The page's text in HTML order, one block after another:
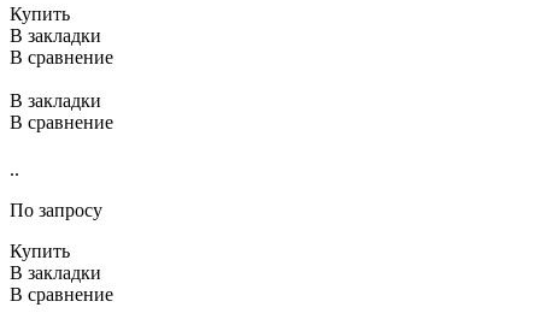
Купить
В закладки
В сравнение
В закладки
В сравнение
..
По запросу
Купить
В закладки
В сравнение